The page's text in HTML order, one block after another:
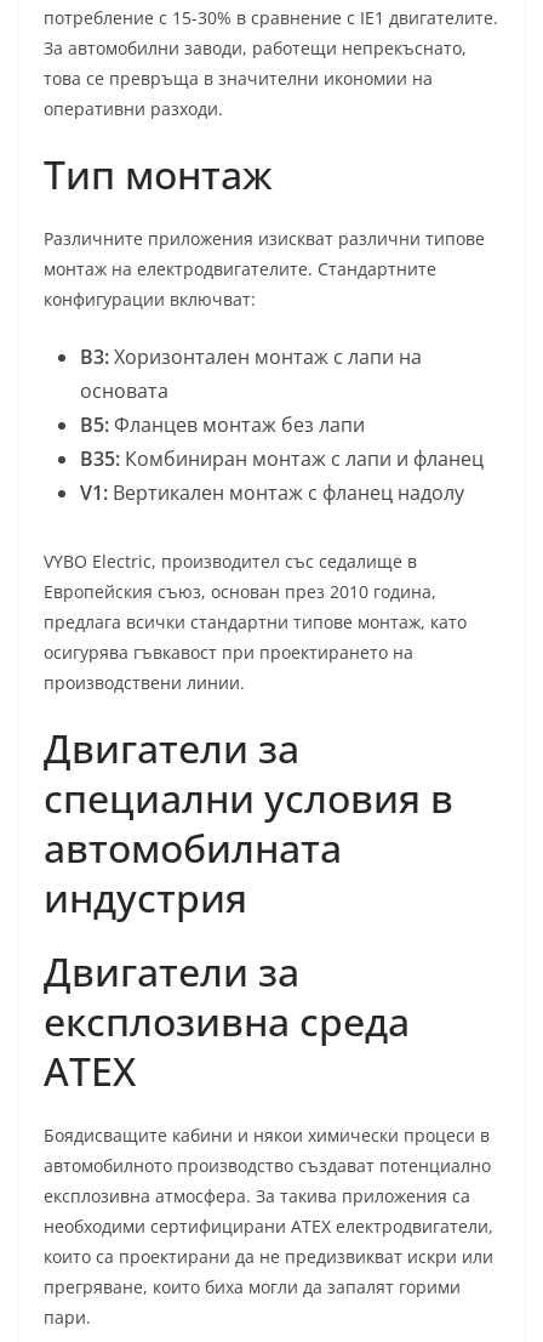
потребление с 15-30% в сравнение с IE1 двигателите.
За автомобилни заводи, работещи непрекъснато,
това се превръща в значителни икономии на
оперативни разходи.
Тип монтаж
Различните приложения изискват различни типове
монтаж на електродвигателите. Стандартните
конфигурации включват:
B3:Хоризонтален монтаж с лапи на
основата
B5:Фланцев монтаж без лапи
B35: Комбиниран монтаж с лапи и фланец
V1: Вертикален монтаж с фланец надолу
VYBO Electric, производител със седалище в
Европейския съюз, основан през 2010 година,
предлага всички стандартни типове монтаж, като
осигурява гъвкавост при проектирането на
производствени линии.
Двигатели за
специални условия в
автомобилната
индустрия
Двигатели за
експлозивна среда
ATEX
Боядисващите кабини и някои химически процеси в
автомобилното производство създават потенциално
експлозивна атмосфера. За такива приложения са
необходими сертифицирани ATEX електродвигатели,
които са проектирани да не предизвикват искри или
прегряване, които биха могли да запалят горими
пари.